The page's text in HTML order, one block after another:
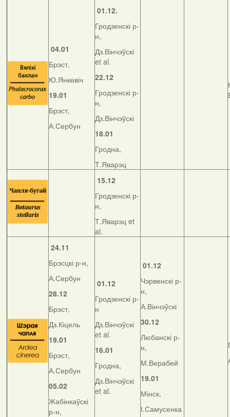
04.01
Брэст,
Ю.Янкевіч
19.01
Брэст,
А.Сербун
01.12.
Гродзенскі р-
н,
Дз.Вінчэўскі
et al.
22.12
Гродзенскі р-
н,
Дз.Вінчэўскі
18.01
Гродна,
Т.Яварэц
15.12
Гродзенскі р-
н,
Т.Яварэц et
al.
24.11
Брэсцкі р-н,
А.Сербун
28.12
Брэст,
Дз.Кіцель
19.01
Брэст,
А.Сербун
05.02
Жабінкаўскі
р-н,
01.12
Гродзенскі р-
н
Дз.Вінчэўскі
et al.
16.01
Гродна,
Дз.Вінчэўскі
et al.
01.12
Чэрвенскі р-
н,
А.Вінчэўскі
30.12
Любанскі р-
н,
М.Верабей
19.01
Мінск,
І.Самусенка